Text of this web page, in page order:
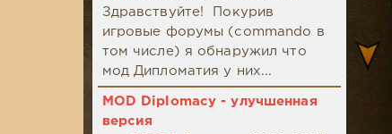
Здравствуйте! Покурив
игровые форумы (commando в
том числе) я обнаружил что
мод Дипломатия у них...
MOD Diplomacy - улучшенная
версия